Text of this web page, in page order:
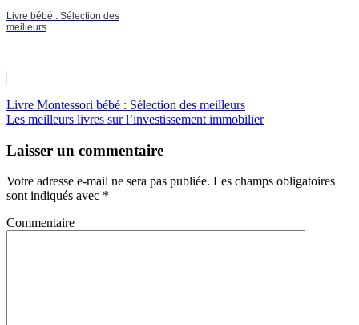
Livre bébé : Sélection des
meilleurs
Livre Montessori bébé : Sélection des meilleurs
Les meilleurs livres sur l’investissement immobilier
Laisser un commentaire
Votre adresse e-mail ne sera pas publiée. Les champs obligatoires
sont indiqués avec *
Commentaire